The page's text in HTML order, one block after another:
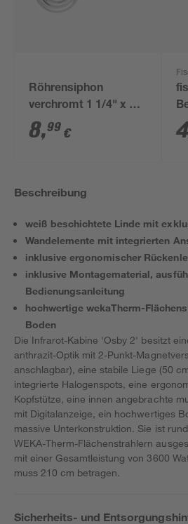
Röhrensiphon
verchromt 1 1/4" x 32
mm
8,99 €
Beschreibung
weiß beschichtete Linde mit
Wandelemente mit integrierten
inklusive ergonomischer
inklusive Montagematerial,
Bedienungsanleitung
hochwertige wekaTherm-
Boden
Die Infrarot-Kabine 'Osby 2' besitzt
anthrazit-Optik mit 2-Punkt-
anschlagbar), eine stabile Liege (50
integrierte Halogenspots, eine
Kopfstütze, eine innen angebrachte
mit Digitalanzeige, ein hochwertiges
massive Unterkonstruktion. Sie ist
WEKA-Therm-Flächenstrahlern
mit einer Gesamtleistung von 3600
muss 210 cm betragen.
Sicherheits- und